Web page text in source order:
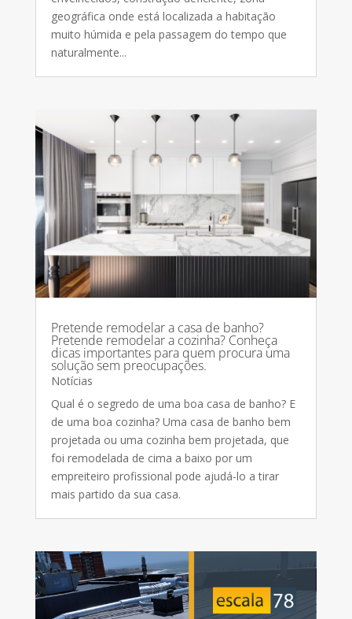
geográfica onde está localizada a habitação
muito húmida e pela passagem do tempo que
naturalmente...
Pretende remodelar a casa de banho?
Pretende remodelar a cozinha? Conheça
dicas importantes para quem procura uma
solução sem preocupações.
Notícias
Qual é o segredo de uma boa casa de banho? E
de uma boa cozinha? Uma casa de banho bem
projetada ou uma cozinha bem projetada, que
foi remodelada de cima a baixo por um
empreiteiro profissional pode ajudá-lo a tirar
mais partido da sua casa.